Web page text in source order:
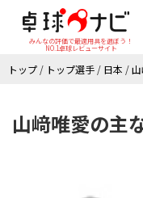
みんなの評価で最適用具を選ぼう！
NO.1卓球レビューサイト
トップ / トップ選手 / 日本 /
山﨑唯愛の主